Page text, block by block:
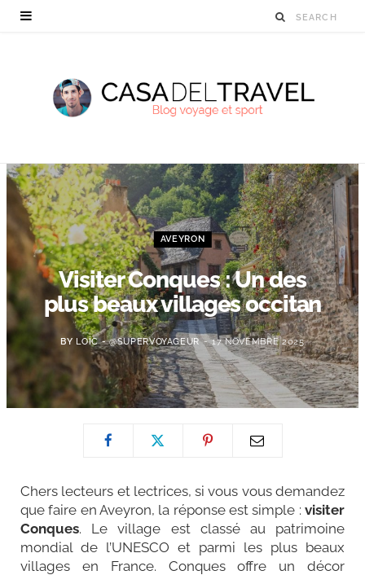
AVEYRON
Visiter Conques : Un des
plus beaux villages occitan
BY LOÏC - @SUPERVOYAGEUR 17 NOVEMBRE 2025
Chers lecteurs et lectrices, si vous vous demandez
que faire en Aveyron, la réponse est simple : visiter
Conques. Le village est classé au patrimoine
mondial de l’UNESCO et parmi les plus beaux
villages en France. Conques offre un décor